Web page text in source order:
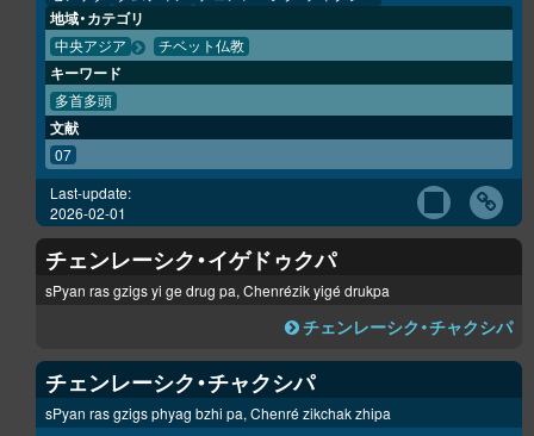
地域・カテゴリ
中央アジア チベット仏教
キーワード
多首多頭
文献
07
Last-update:
2026-02-01
チェンレーシク・イゲドゥクパ
sPyan ras gzigs yi ge drug pa, Chenrézik yigé drukpa
チェンレーシク・チャクシパ
チェンレーシク・チャクシパ
sPyan ras gzigs phyag bzhi pa, Chenré zikchak zhipa